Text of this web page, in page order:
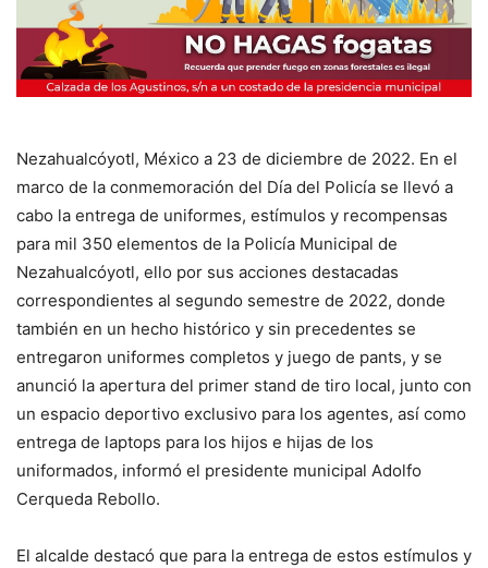
Nezahualcóyotl, México a 23 de diciembre de 2022. En el
marco de la conmemoración del Día del Policía se llevó a
cabo la entrega de uniformes, estímulos y recompensas
para mil 350 elementos de la Policía Municipal de
Nezahualcóyotl, ello por sus acciones destacadas
correspondientes al segundo semestre de 2022, donde
también en un hecho histórico y sin precedentes se
entregaron uniformes completos y juego de pants, y se
anunció la apertura del primer stand de tiro local, junto con
un espacio deportivo exclusivo para los agentes, así como
entrega de laptops para los hijos e hijas de los
uniformados, informó el presidente municipal Adolfo
Cerqueda Rebollo.
El alcalde destacó que para la entrega de estos estímulos y